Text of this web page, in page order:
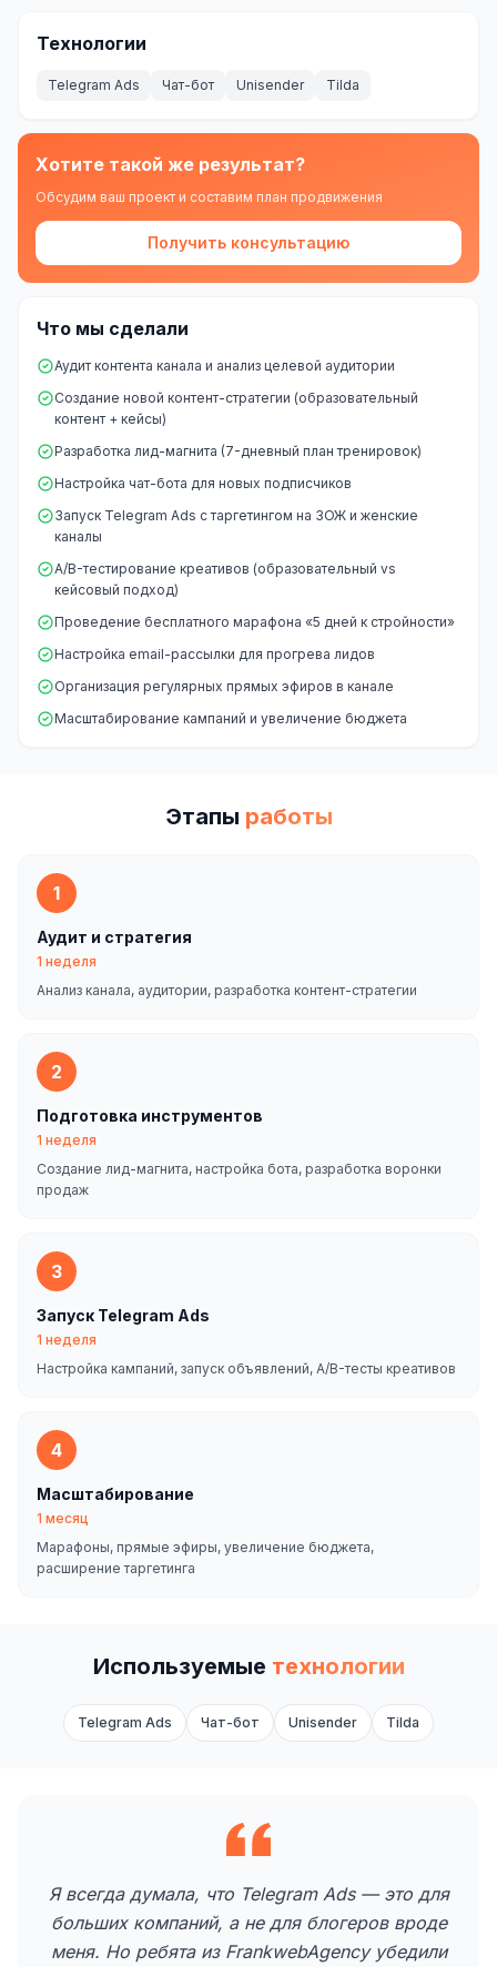
Технологии
Telegram Ads Чат-бот Unisender Tilda
Хотите такой же результат?
Обсудим ваш проект и составим план продвижения
Получить консультацию
Что мы сделали
Аудит контента канала и анализ целевой аудитории
Создание новой контент-стратегии (образовательный
контент + кейсы)
Разработка лид-магнита (7-дневный план тренировок)
Настройка чат-бота для новых подписчиков
Запуск Telegram Ads с таргетингом на ЗОЖ и женские
каналы
A/B-тестирование креативов (образовательный vs
кейсовый подход)
Проведение бесплатного марафона «5 дней к стройности»
Настройка email-рассылки для прогрева лидов
Организация регулярных прямых эфиров в канале
Масштабирование кампаний и увеличение бюджета
Этапы работы
1
Аудит и стратегия
1 неделя
Анализ канала, аудитории, разработка контент-стратегии
2
Подготовка инструментов
1 неделя
Создание лид-магнита, настройка бота, разработка воронки
продаж
3
Запуск Telegram Ads
1 неделя
Настройка кампаний, запуск объявлений, A/B-тесты креативов
4
Масштабирование
1 месяц
Марафоны, прямые эфиры, увеличение бюджета,
расширение таргетинга
Используемые технологии
Telegram Ads Чат-бот Unisender Tilda
Я всегда думала, что Telegram Ads — это для
больших компаний, а не для блогеров вроде
меня. Но ребята из FrankwebAgency убедили